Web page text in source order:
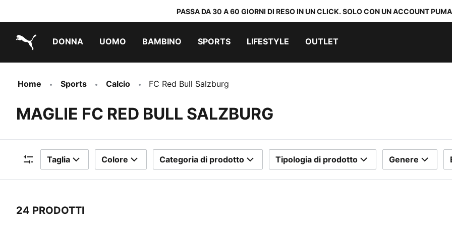
PASSA DA 30 A 60 GIORNI DI RESO IN UN CLICK. SOLO CON UN ACCOUNT
DONNA UOMO BAMBINO SPORTS LIFESTYLE OUTLET
Home Sports Calcio FC Red Bull Salzburg
MAGLIE FC RED BULL SALZBURG
Taglia Colore Categoria di prodotto Tipologia di prodotto Genere
24 PRODOTTI